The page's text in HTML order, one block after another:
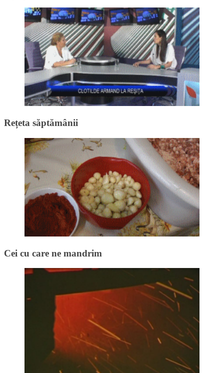
Rețeta săptămânii
Cei cu care ne mandrim